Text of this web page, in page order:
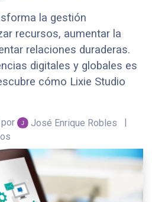
la gestión
recursos, aumentar la
relaciones duraderas.
digitales y globales es
cómo Lixie Studio
por José Enrique Robles
|